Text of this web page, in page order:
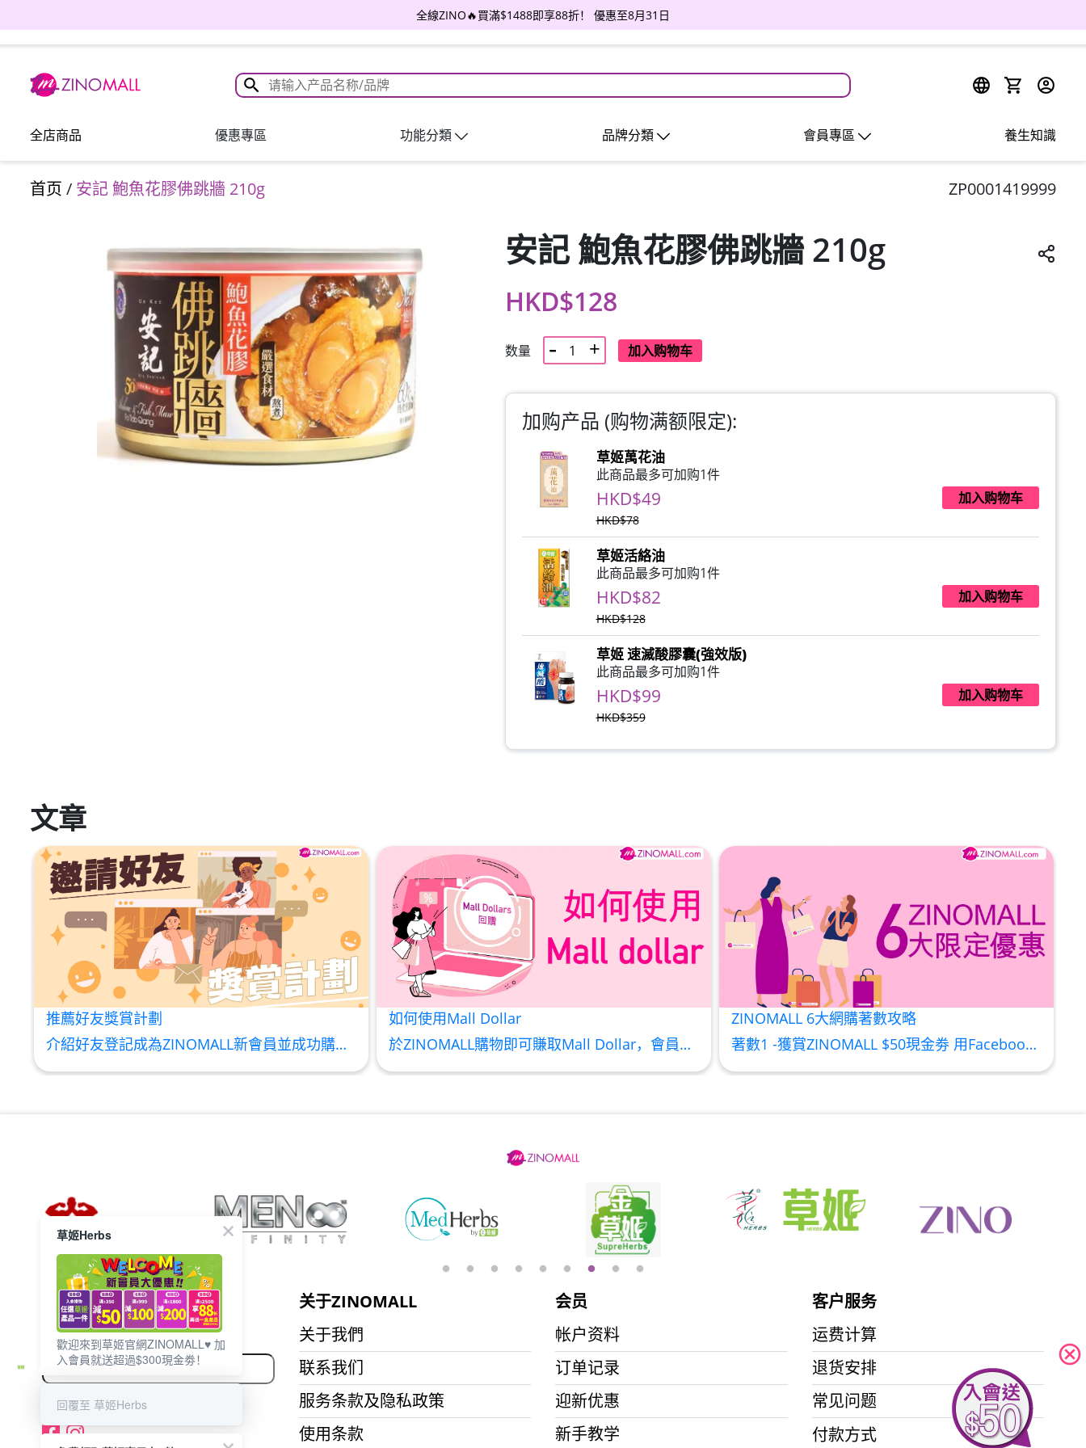
全線ZINO🔥買滿$1488即享88折！ 優惠至8月31日
全店商品 優惠專區 功能分類 品牌分類 會員專區 養生知識
首页 / 安記 鮑魚花膠佛跳牆 210g ZP0001419999
安記 鮑魚花膠佛跳牆 210g
HKD$128
数量 加入购物车
加购产品 (购物满额限定):
草姬萬花油
此商品最多可加购1件
HKD$49
HKD$78
加入购物车
草姬活絡油
此商品最多可加购1件
HKD$82
HKD$128
加入购物车
草姬 速滅酸膠囊(強效版)
此商品最多可加购1件
HKD$99
HKD$359
加入购物车
草姬益菌の白潤
此商品最多可加购1件
HKD$369
男補精力丸5:1 (到期日2028年1月)
此商品最多可加购1件
理膚泉 無香大哥大防曬 50ml (2027年4月)
此商品最多可加购1件
HKD$88 加入购物车
HKD$145
文章
推薦好友獎賞計劃
介紹好友登記成為ZINOMALL新會員並成功購物，您即可獲得$50Mall Dollar現金回贈，你的好友亦可同時獲得$50Mall Dollar現金回贈。 **舊會員必須完成首張訂單才可開通邀請好友獎賞計劃** 1. 舊會員可於 我的帳戶>>>邀請好友獎賞 中找到 好友推薦碼 (紅圈位置) 2. 會員可複製好友推薦碼並透過 Whatsapp / Facebook / Email分享給自己好友。推薦好友次數不限，介紹愈多新朋友，可獲得愈多Mall Dollar現金回贈。 3. 好友
如何使用Mall Dollar
於ZINOMALL購物即可賺取Mall Dollar，會員每次購物折實後每滿HK$100，即可賺取$5 Mall Dollar回贈。Mall Dollar 將會於訂單派送成功後7-14個工作天內自動加至客人户口。下次購物時，每 $1 Mall Dollar 即可當 HK$1 使用。 Step 1 請輸入電郵及密碼後按【登入】或直接連結Facebook 登入 Step 2 挑選合適貨品後，輸入購買數量，然後按【加入購物車】 Step 3 按一下右上角的購物車圖案 ,
ZINOMALL 6大網購著數攻略
著數1 -獲賞ZINOMALL $50現金劵 用Facebook或Email 成功登記做ZINOMALL網購會員，$50現金劵會自動加入閣下ZINOMALL的賬戶，單次購物滿$350，網上付款時即可使用$50優惠劵，只可使用一次。 著數2- 新會員購物滿$680(折實)即減$80, 再送豐富迎新禮物 【迎新禮物優惠劵】會自動加入閣下ZINOMALL的賬戶，新會員單次購物滿$680(折實)，網上付款時使用優惠劵，即減$80及送神秘迎新禮物。 著數3- 新會員購物滿$1088(折實)即減$150, 再送
想获取最新的优惠资讯？
立即订阅电子邮件!
关于ZINOMALL
关于我們
联系我们
服务条款及隐私政策
使用条款
会员
帐户资料
订单记录
迎新优惠
新手教学
客户服务
运费计算
退货安排
常见问题
付款方式
cancel
草姬Herbs
歡迎來到草姬官網ZINOMALL♥️ 加
入會員就送超過$300現金劵！
回覆至 草姬Herbs